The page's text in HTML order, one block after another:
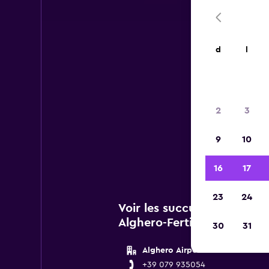
Voir les succursales Hertz
Alghero-Fertilia
Alghero Airport
+39 079 935054
d
2 3
9 10
16 17
23 24
30 31